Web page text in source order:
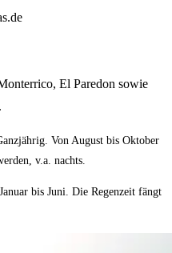
El Paredon sowie
Von August bis Oktober
v.a. nachts.
bis Juni. Die Regenzeit fängt